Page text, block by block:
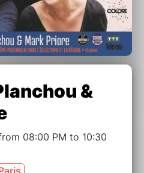
&
08:00 PM to 10:30